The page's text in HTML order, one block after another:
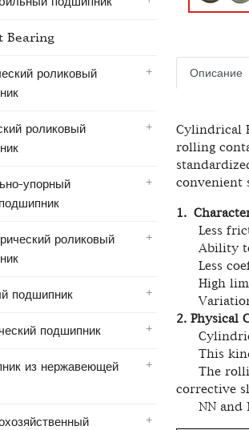
Bearing
роликовый
роликовый
упорный
роликовый
подшипник
подшипник
из нержавеющей
Описание
Cylindrical
rolling
convenient
1.
Less
Ability to
Less
High
Variations
2. Physical
This kind
The
corrective
NN and